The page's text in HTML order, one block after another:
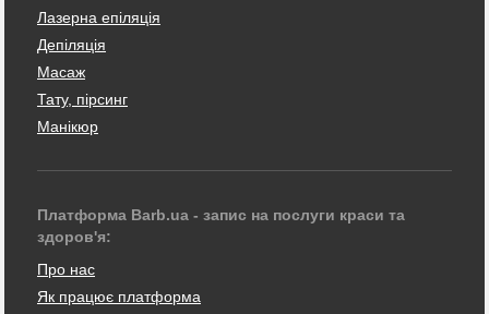
Лазерна епіляція
Депіляція
Масаж
Тату, пірсинг
Манікюр
Платформа Barb.ua - запис на послуги краси та
здоров'я:
Про нас
Як працює платформа